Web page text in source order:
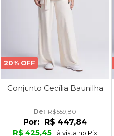
20% OFF
Conjunto Cecília Baunilha
De: R$ 559,80
Por: R$ 447,84
R$ 425,45
à vista no Pix